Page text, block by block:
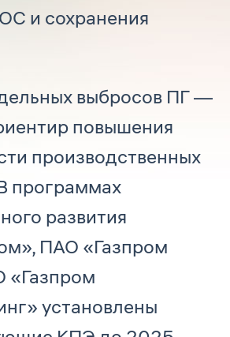
и сохранения
выбросов ПГ —
повышения
производственных
программах
развития
ПАО «Газпром
«Газпром
установлены